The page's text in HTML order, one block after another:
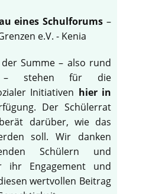
eines Schulforums –
e.V. - Kenia
der Summe – also rund
stehen für die
Initiativen hier in
Der Schülerrat
darüber, wie das
soll. Wir danken
Schülern und
ihr Engagement und
wertvollen Beitrag